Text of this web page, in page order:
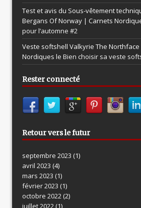
Test et avis du Sous-vêtement
Bergans Of Norway | Carnets
pour l’automne #2
Veste softshell Valkyrie The
Nordiques le Bien choisir sa veste
Rester connecté
Retour vers le futur
septembre 2023 (1)
avril 2023 (4)
mars 2023 (1)
février 2023 (1)
octobre 2022(2)
juillet 2022 (1)